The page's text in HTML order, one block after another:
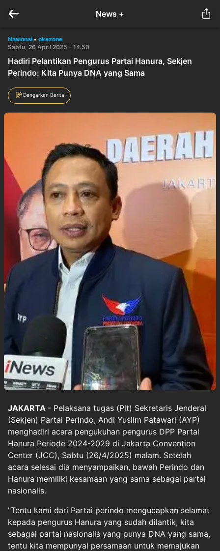
News +
Nasional • okezone
Sabtu, 26 April 2025 - 14:50
Hadiri Pelantikan Pengurus Partai Hanura, Sekjen
Perindo: Kita Punya DNA yang Sama
Dengarkan Berita
JAKARTA - Pelaksana tugas (Plt) Sekretaris Jenderal
(Sekjen) Partai Perindo, Andi Yuslim Patawari (AYP)
menghadiri acara pengukuhan pengurus DPP Partai
Hanura Periode 2024-2029 di Jakarta Convention
Center (JCC), Sabtu (26/4/2025) malam. Setelah
acara selesai dia menyampaikan, bawah Perindo dan
Hanura memiliki kesamaan yang sama sebagai partai
nasionalis.
"Tentu kami dari Partai perindo mengucapkan selamat
kepada pengurus Hanura yang sudah dilantik, kita
sebagai partai nasionalis yang punya DNA yang sama,
tentu kita mempunyai persamaan untuk memajukan